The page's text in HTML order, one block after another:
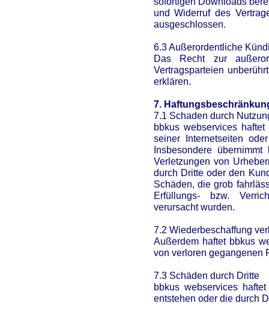
und Widerruf des
ausgeschlossen.
6.3 Außerordentliche
Das Recht zur
Vertragsparteien
erklären.
7.
7.1 Schaden durch
bbkus webservices
seiner Internetseiten
Insbesondere
Verletzungen von
durch Dritte oder den
Schäden, die grob
Erfüllungs- bzw.
verursacht wurden.
7.2 Wiederbeschaffung
Außerdem haftet bbkus
von verloren gegangenen
7.3 Schäden durch Dritte
bbkus webservices
entstehen oder die durch